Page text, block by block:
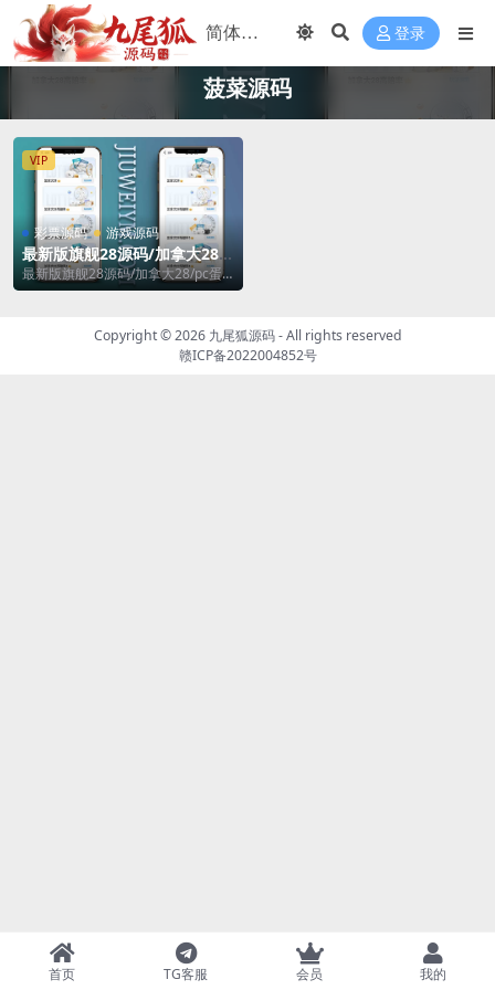
登录
菠菜源码
VIP
彩票源码 游戏源码
最新版旗舰28源码/加拿大28/
pc蛋蛋/幸运28系统源码彩种丰
富/机器人带控完美无BUG/带
最新版旗舰28源码/加拿大28/pc蛋
蛋/幸运28系统源码彩种丰富/机器人
Copyright © 2026 九尾狐源码- All rights reserved
赣ICP备2022004852号
首页 TG客服 会员 我的